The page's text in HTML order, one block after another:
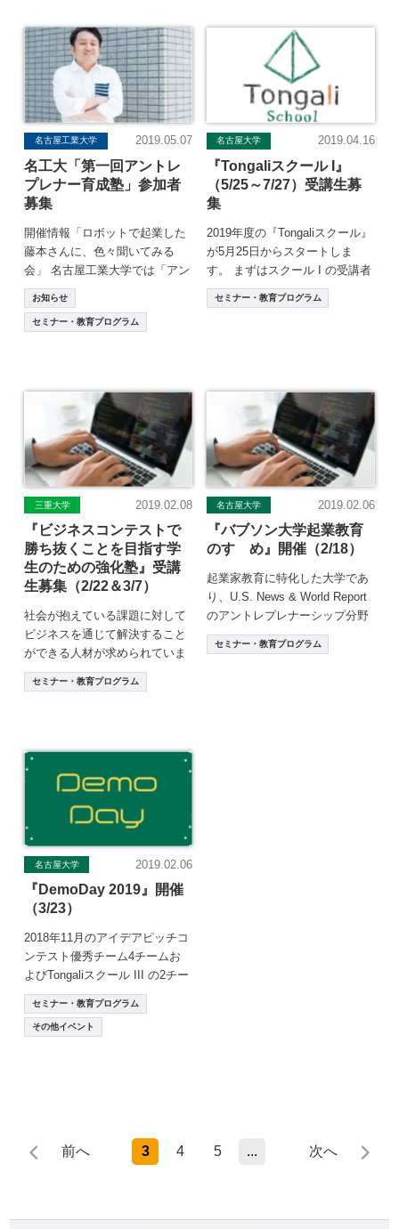
名古屋工業大学 2019.05.07
名工大「第一回アントレ
プレナー育成塾」参加者
募集
開催情報「ロボットで起業した
藤本さんに、色々聞いてみる
会」 名古屋工業大学では「アン
トレプレナー育成塾」と称し、
学内外の起業家を […]
お知らせ
セミナー・教育プログラム
名古屋大学 2019.04.16
『Tongaliスクール I』
（5/25～7/27）受講生募
集
2019年度の『Tongaliスクール』
が5月25日からスタートしま
す。 まずはスクール I の受講者
を募集しますので、講義内容を
[…]
セミナー・教育プログラム
三重大学 2019.02.08
『ビジネスコンテストで
勝ち抜くことを目指す学
生のための強化塾』受講
生募集（2/22＆3/7）
社会が抱えている課題に対して
ビジネスを通じて解決すること
ができる人材が求められていま
す。そのような人材の育成を目
的として、ビジネス […]
セミナー・教育プログラム
名古屋大学 2019.02.06
『バブソン大学起業教育
のすゝめ』開催（2/18）
起業家教育に特化した大学であ
り、U.S. News & World Report
のアントレプレナーシップ分野
ランキングで […]
セミナー・教育プログラム
名古屋大学 2019.02.06
『DemoDay 2019』開催
（3/23）
2018年11月のアイデアピッチコ
ンテスト優秀チーム4チームお
よびTongaliスクール III の2チー
ム、計6チームが約4ヶ月 […]
セミナー・教育プログラム
その他イベント
前へ
1 3 4 5 ... 次へ
最後 »